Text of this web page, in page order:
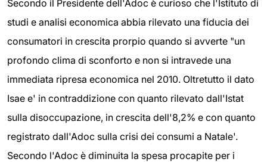
Secondo il Presidente dell'Adoc è curioso che l'Istituto di
studi e analisi economica abbia rilevato una fiducia dei
consumatori in crescita prorpio quando si avverte "un
profondo clima di sconforto e non si intravede una
immediata ripresa economica nel 2010. Oltretutto il dato
Isae e' in contraddizione con quanto rilevato dall'Istat
sulla disoccupazione, in crescita dell'8,2% e con quanto
registrato dall'Adoc sulla crisi dei consumi a Natale'.
Secondo l'Adoc è diminuita la spesa procapite per i